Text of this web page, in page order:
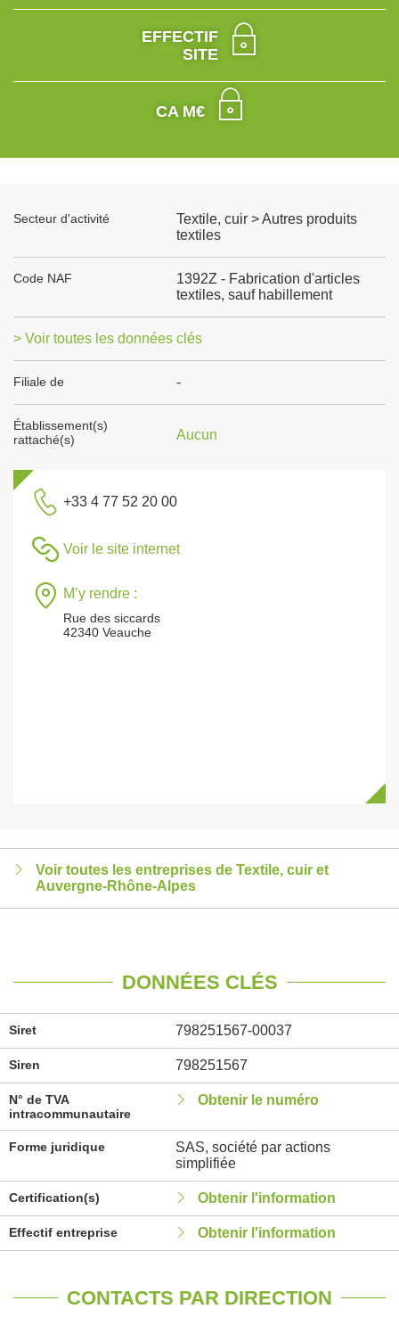
EFFECTIF
SITE
CA M€
Secteur d'activité
Textile, cuir > Autres produits
textiles
Code NAF
1392Z - Fabrication d'articles
textiles, sauf habillement
> Voir toutes les données clés
Filiale de -
Établissement(s)
rattaché(s)
Aucun
+33 4 77 52 20 00
Voir le site internet
M’y rendre :
Rue des siccards
42340 Veauche
Voir toutes les entreprises de Textile, cuir et
Auvergne-Rhône-Alpes
DONNÉES CLÉS
Siret 798251567-00037
Siren 798251567
N° de TVA
intracommunautaire
Obtenir le numéro
Forme juridique
SAS, société par actions
simplifiée
Certification(s) Obtenir l'information
Effectif entreprise Obtenir l'information
CONTACTS PAR DIRECTION